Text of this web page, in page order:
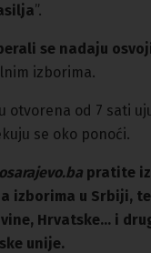
”.
se nadaju
izborima.
otvorena od 7 sati
se oko ponoći.
pratite
izborima u Srbiji,
Hrvatske… i
unije.